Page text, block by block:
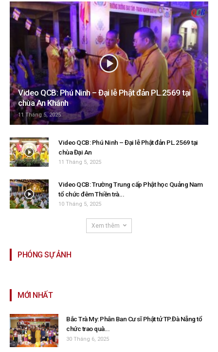
Video QCB: Phú Ninh – Đại lễ Phật đản PL.2569 tại
chùa An Khánh
11 Tháng 5, 2025
Video QCB: Phú Ninh – Đại lễ Phật đản PL.2569 tại
chùa Đại An
11 Tháng 5, 2025
Video QCB: Trường Trung cấp Phật học Quảng Nam
tổ chức đêm Thiền trà...
10 Tháng 5, 2025
Xem thêm
PHÓNG SỰ ẢNH
MỚI NHẤT
Bắc Trà My: Phân Ban Cư sĩ Phật tử TP.Đà Nẵng tổ
chức trao quà...
30 Tháng 6, 2025